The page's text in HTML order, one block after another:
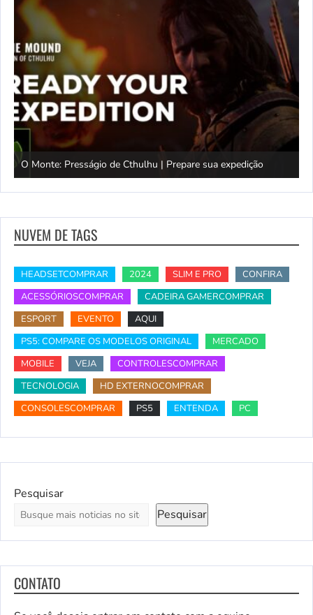
O Monte: Presságio de Cthulhu | Prepare sua expedição
NUVEM DE TAGS
HEADSETCOMPRAR 2024 SLIM E PRO
CONFIRA
ACESSÓRIOSCOMPRAR
CADEIRA GAMERCOMPRAR
ESPORT
EVENTO
AQUI
PS5: COMPARE OS MODELOS ORIGINAL
MERCADO
MOBILE
VEJA
CONTROLESCOMPRAR
TECNOLOGIA
HD EXTERNOCOMPRAR
CONSOLESCOMPRAR
PS5 ENTENDA PC
Pesquisar
Pesquisar
CONTATO